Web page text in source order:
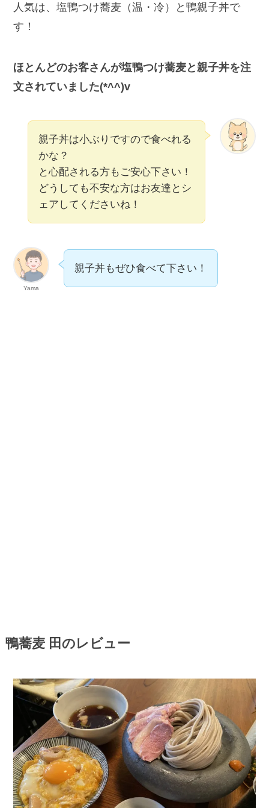
人気は、塩鴨つけ蕎麦（温・冷）と鴨親子丼で
す！
ほとんどのお客さんが塩鴨つけ蕎麦と親子丼を注
文されていました(*^^)v
親子丼は小ぶりですので食べれる
かな？
と心配される方もご安心下さい！
どうしても不安な方はお友達とシ
ェアしてくださいね！
Yama
親子丼もぜひ食べて下さい！
鴨蕎麦 田のレビュー